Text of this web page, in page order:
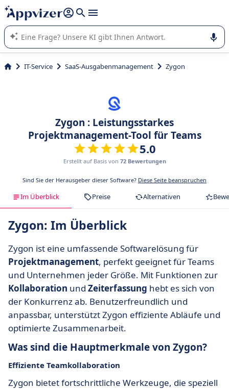
beantworten (mehrere Zeilen mit
Die KI von Appvizer führt Sie bei der Nutzung oder Auswahl
von SaaS-Software in Unternehmen.
IT-Service SaaS-Ausgabenmanagement Zygon
Zygon : Leistungsstarkes
Projektmanagement-Tool für Teams
5.0
Erstellt auf Basis von 72 Bewertungen
Sind Sie der Herausgeber dieser Software? Diese Seite beanspruchen
Im Überblick Preise Alternativen
Zygon: Im Überblick
Zygon ist eine umfassende Softwarelösung für
Projektmanagement, perfekt geeignet für Teams
und Unternehmen jeder Größe. Mit Funktionen zur
Kollaboration und Zeiterfassung hebt es sich von
der Konkurrenz ab. Benutzerfreundlich und
anpassbar, unterstützt Zygon effiziente Abläufe und
optimierte Zusammenarbeit.
Was sind die Hauptmerkmale von Zygon?
Effiziente Teamkollaboration
Zygon bietet fortschrittliche Werkzeuge, die speziell